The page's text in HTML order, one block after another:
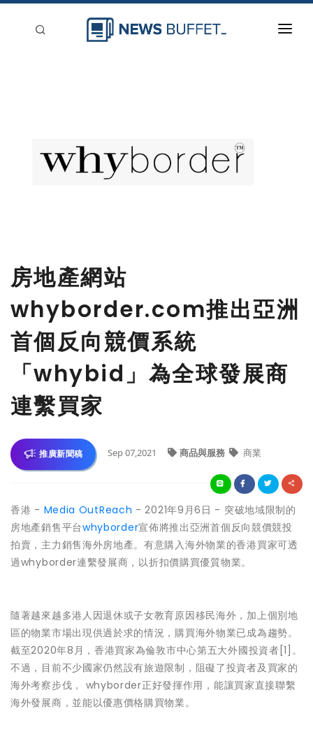
房地產網站
whyborder.com推出亞洲
首個反向競價系統
「whybid」為全球發展商
連繫買家
推廣新聞稿 Sep 07,2021 商品與服務 商業
香港 - Media OutReach - 2021年9月6日 - 突破地域限制的
房地產銷售平台whyborder宣佈將推出亞洲首個反向競價競投
拍賣，主力銷售海外房地產。有意購入海外物業的香港買家可透
過whyborder連繫發展商，以折扣價購買優質物業。
隨著越來越多港人因退休或子女教育原因移民海外，加上個別地
區的物業市場出現供過於求的情況，購買海外物業已成為趨勢。
截至2020年8月，香港買家為倫敦市中心第五大外國投資者[1]。
不過，目前不少國家仍然設有旅遊限制，阻礙了投資者及買家的
海外考察步伐， whyborder正好發揮作用，能讓買家直接聯繫
海外發展商，並能以優惠價格購買物業。